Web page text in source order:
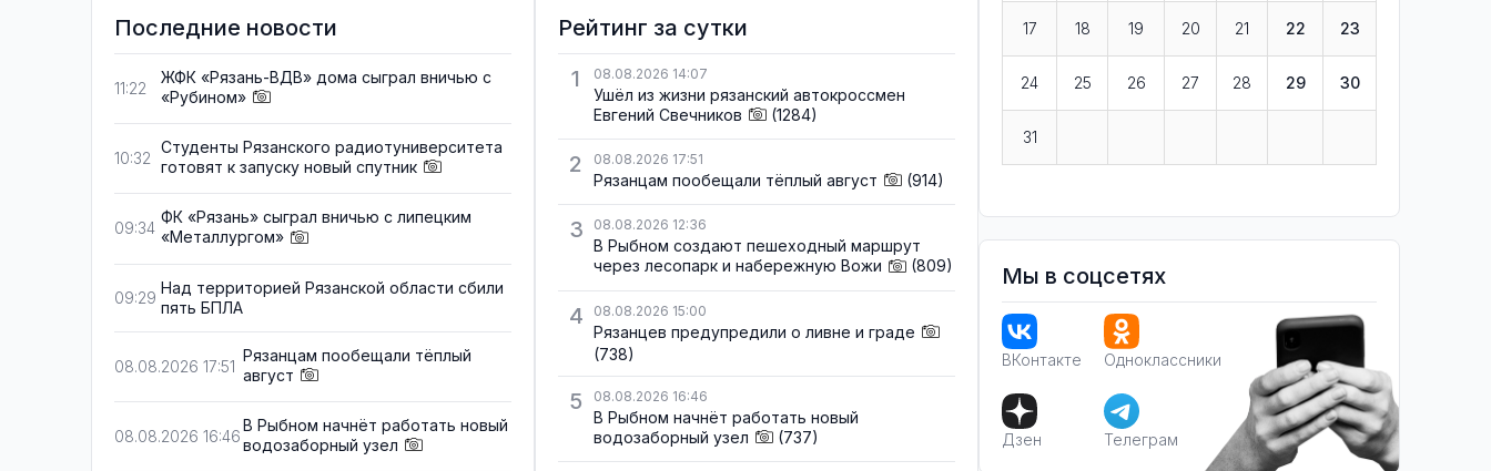
Последние новости
11:22
ЖФК «Рязань-ВДВ» дома сыграл вничью с
«Рубином»
10:32
Студенты Рязанского радиотуниверситета
готовят к запуску новый спутник
09:34
ФК «Рязань» сыграл вничью с липецким
«Металлургом»
09:29
Над территорией Рязанской области сбили
пять БПЛА
08.08.2026 17:51
Рязанцам пообещали тёплый
август
08.08.2026 16:46
В Рыбном начнёт работать новый
водозаборный узел
Рейтинг за сутки
1
08.08.2026 14:07
Ушёл из жизни рязанский автокроссмен
Евгений Свечников
(1284)
2 08.08.2026 17:51
Рязанцам пообещали тёплый август (914)
3 08.08.2026 12:36
В Рыбном создают пешеходный маршрут
через лесопарк и набережную Вожи
(809)
4 08.08.2026 15:00
Рязанцев предупредили о ливне и граде
(738)
5 08.08.2026 16:46
В Рыбном начнёт работать новый
водозаборный узел
(737)
17 18 19 20 21 22 23
24 25 26 27 28 29 30
31
Мы в соцсетях
ВКонтакте Одноклассники
Дзен Телеграм